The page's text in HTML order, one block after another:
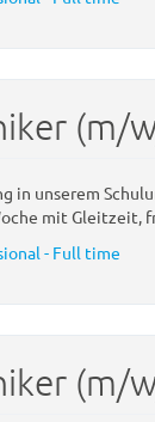
(m/
in unserem
mit Gleitzeit,
- Full time
(m/